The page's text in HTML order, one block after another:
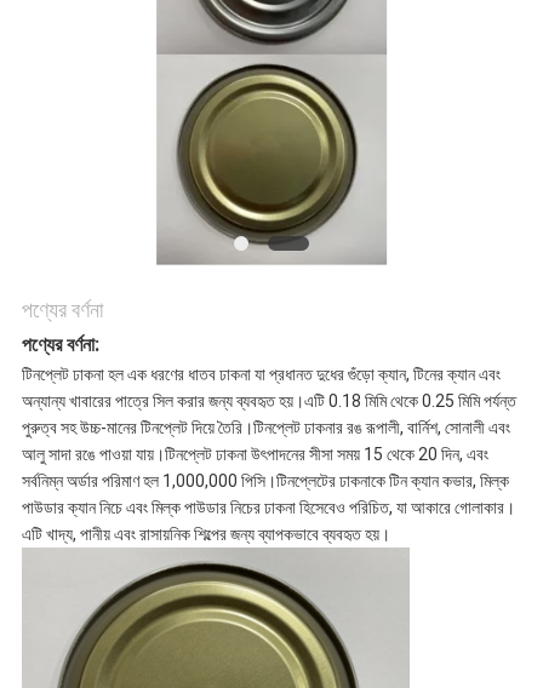
গোপনীয়তা
নীতি
পণ্যের বর্ণনা
পণ্যের বর্ণনা:
টিনপ্লেট ঢাকনা হল এক ধরণের ধাতব ঢাকনা যা প্রধানত দুধের গুঁড়ো ক্যান, টিনের ক্যান এবং
অন্যান্য খাবারের পাত্রে সিল করার জন্য ব্যবহৃত হয়।এটি 0.18 মিমি থেকে 0.25 মিমি পর্যন্ত
পুরুত্ব সহ উচ্চ-মানের টিনপ্লেট দিয়ে তৈরি।টিনপ্লেট ঢাকনার রঙ রূপালী, বার্নিশ, সোনালী এবং
আলু সাদা রঙে পাওয়া যায়।টিনপ্লেট ঢাকনা উৎপাদনের সীসা সময় 15 থেকে 20 দিন, এবং
সর্বনিম্ন অর্ডার পরিমাণ হল 1,000,000 পিসি।টিনপ্লেটের ঢাকনাকে টিন ক্যান কভার, মিল্ক
পাউডার ক্যান নিচে এবং মিল্ক পাউডার নিচের ঢাকনা হিসেবেও পরিচিত, যা আকারে গোলাকার।
এটি খাদ্য, পানীয় এবং রাসায়নিক শিল্পের জন্য ব্যাপকভাবে ব্যবহৃত হয়।